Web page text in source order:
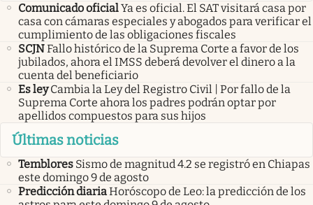
Comunicado oficialYa es oficial. El SAT visitará casa por
casa con cámaras especiales y abogados para verificar el
cumplimiento de las obligaciones fiscales
SCJNFallo histórico de la Suprema Corte a favor de los
jubilados, ahora el IMSS deberá devolver el dinero a la
cuenta del beneficiario
Es ley Cambia la Ley del Registro Civil | Por fallo de la
Suprema Corte ahora los padres podrán optar por
apellidos compuestos para sus hijos
Últimas noticias
Temblores Sismo de magnitud 4.2 se registró en Chiapas
este domingo 9 de agosto
Predicción diariaHoróscopo de Leo: la predicción de los